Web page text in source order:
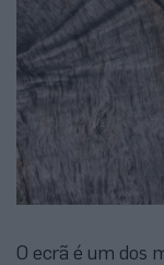
O ecrã é um dos